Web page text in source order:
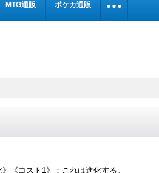
MTG通販 ポケカ通販
》《コスト1》：これは進化する。